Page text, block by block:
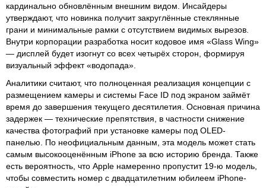
кардинально обновлённым внешним видом. Инсайдеры
утверждают, что новинка получит закруглённые стеклянные
грани и минимальные рамки с отсутствием видимых вырезов.
Внутри корпорации разработка носит кодовое имя «Glass Wing»
— дисплей будет изогнут со всех четырёх сторон, формируя
визуальный эффект «водопада».
Аналитики считают, что полноценная реализация концепции с
размещением камеры и системы Face ID под экраном займёт
время до завершения текущего десятилетия. Основная причина
задержек — технические препятствия, в частности снижение
качества фотографий при установке камеры под OLED-
панелью. По неофициальным данным, эта модель может стать
самым высокооценённым iPhone за всю историю бренда. Также
есть вероятность, что Apple намеренно пропустит 19-ю модель,
чтобы совместить номер с двадцатилетним юбилеем iPhone-